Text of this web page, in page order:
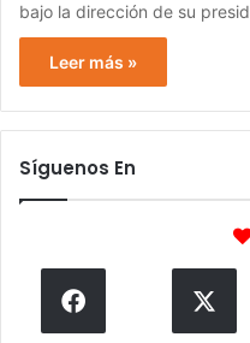
bajo la dirección de su
Leer más »
Síguenos En